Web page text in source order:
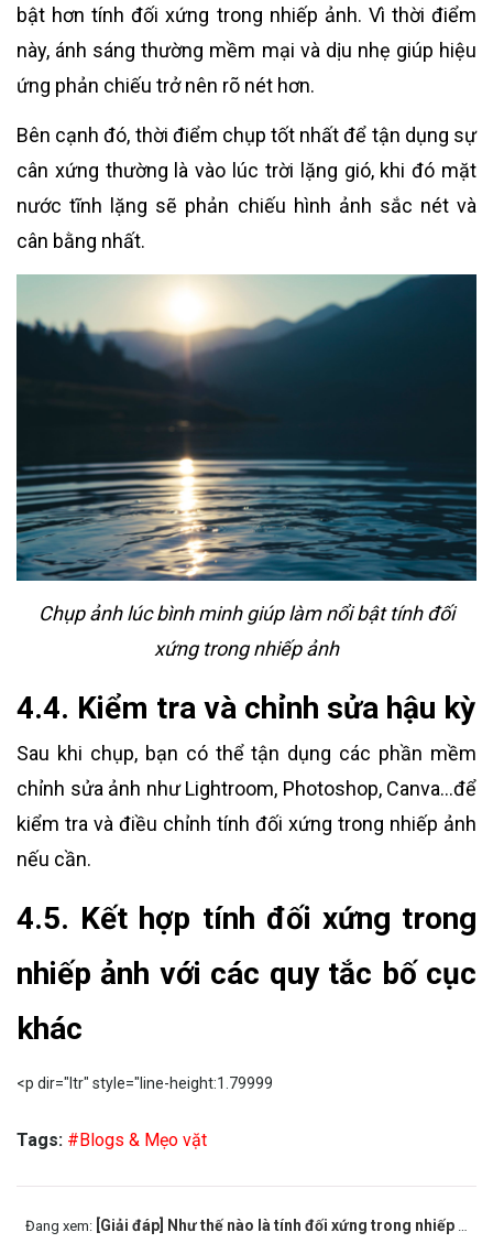
bật hơn tính đối xứng trong nhiếp ảnh. Vì thời điểm
này, ánh sáng thường mềm mại và dịu nhẹ giúp hiệu
ứng phản chiếu trở nên rõ nét hơn.
Bên cạnh đó, thời điểm chụp tốt nhất để tận dụng sự
cân xứng thường là vào lúc trời lặng gió, khi đó mặt
nước tĩnh lặng sẽ phản chiếu hình ảnh sắc nét và
cân bằng nhất.
Chụp ảnh lúc bình minh giúp làm nổi bật tính đối
xứng trong nhiếp ảnh
4.4. Kiểm tra và chỉnh sửa hậu kỳ
Sau khi chụp, bạn có thể tận dụng các phần mềm
chỉnh sửa ảnh như Lightroom, Photoshop, Canva…để
kiểm tra và điều chỉnh tính đối xứng trong nhiếp ảnh
nếu cần.
4.5. Kết hợp tính đối xứng trong
nhiếp ảnh với các quy tắc bố cục
khác
<p dir="ltr" style="line-height:1.79999
Tags: #Blogs & Mẹo vặt
Đang xem: [Giải đáp] Như thế nào là tính đối xứng trong nhiếp ảnh?